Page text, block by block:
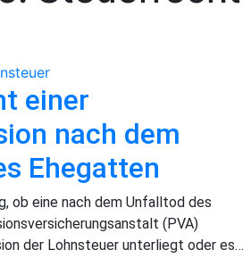
einer
nach dem
Ehegatten
ob eine nach dem Unfalltod des
(PVA)
der Lohnsteuer unterliegt oder es…